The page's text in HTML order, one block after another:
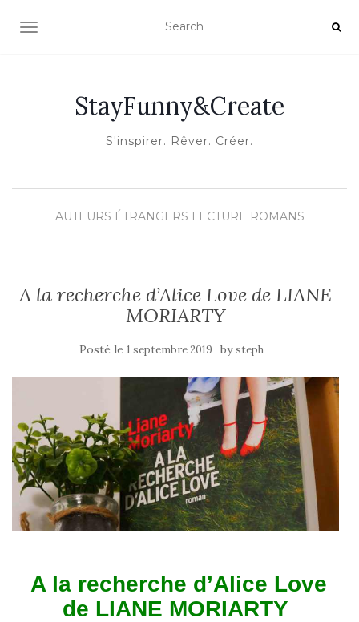
OUVRIR/FERMER LA NAVIGATION
StayFunny&Create
S'inspirer. Rêver. Créer.
AUTEURS ÉTRANGERS LECTURE ROMANS
A la recherche d’Alice Love de LIANE
MORIARTY
Posté le 1 septembre 2019 bysteph
A la recherche d’Alice Love
de LIANE MORIARTY